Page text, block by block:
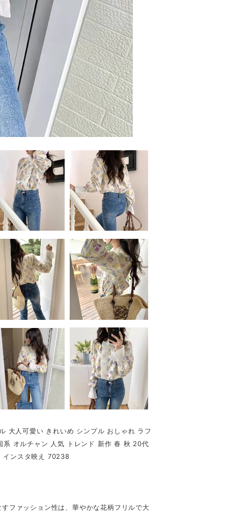
大人可愛い きれいめ シンプル おしゃれ ラフ
系 オルチャン 人気 トレンド 新作 春 秋 20代
インスタ映え 70238
ファッション性は、華やかな花柄フリルで大